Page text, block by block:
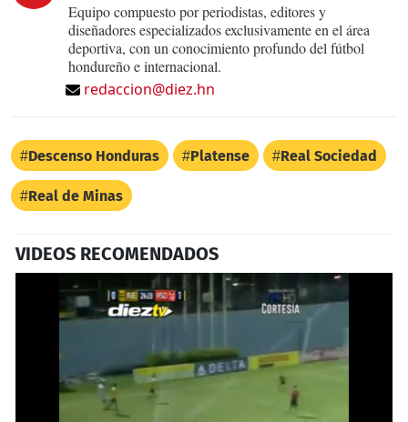
Equipo compuesto por periodistas, editores y
diseñadores especializados exclusivamente en el área
deportiva, con un conocimiento profundo del fútbol
hondureño e internacional.
redaccion@diez.hn
Descenso Honduras Platense Real Sociedad
Real de Minas
VIDEOS RECOMENDADOS